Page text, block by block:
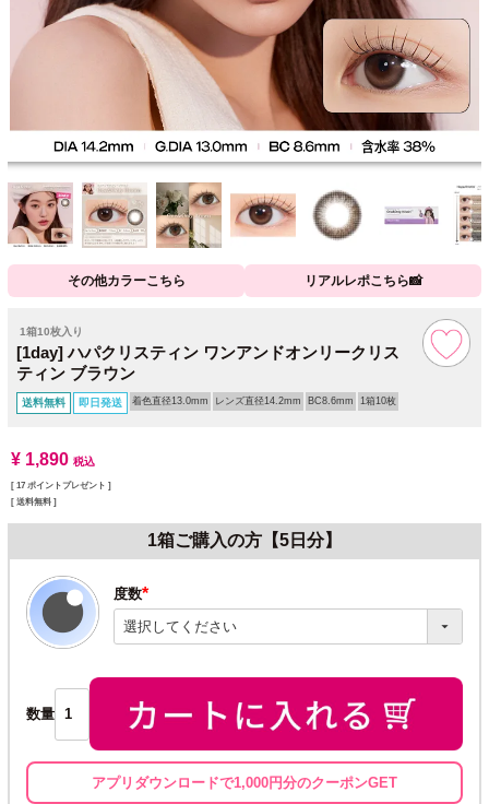
その他カラーこちら リアルレポこちら📸
1箱10枚入り
[1day] ハパクリスティン ワンアンドオンリークリス
ティン ブラウン
送料無料 即日発送 着色直径13.0mm レンズ直径14.2mm BC8.6mm 1箱10枚
¥ 1,890 税込
[ 17 ポイントプレゼント ]
送料無料
1箱ご購入の方【5日分】
度数
(必
須)
数量
アプリダウンロードで1,000円分のクーポンGET